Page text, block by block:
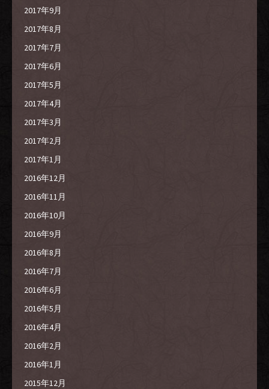
2017年9月
2017年8月
2017年7月
2017年6月
2017年5月
2017年4月
2017年3月
2017年2月
2017年1月
2016年12月
2016年11月
2016年10月
2016年9月
2016年8月
2016年7月
2016年6月
2016年5月
2016年4月
2016年2月
2016年1月
2015年12月